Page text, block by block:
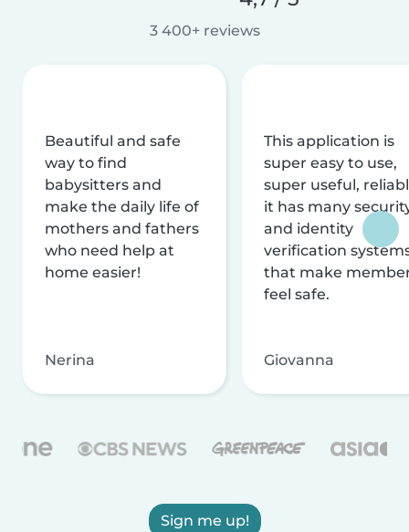
3 400+ reviews
Beautiful and safe
way to find
babysitters and
make the daily life of
mothers and fathers
who need help at
home easier!
Nerina
This application is
super easy to use,
super useful,
it has many
and identity
verification
that make
feel safe.
Giovanna
Sign me up!